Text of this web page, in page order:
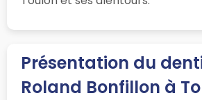
Présentation du
Roland Bonfillon à